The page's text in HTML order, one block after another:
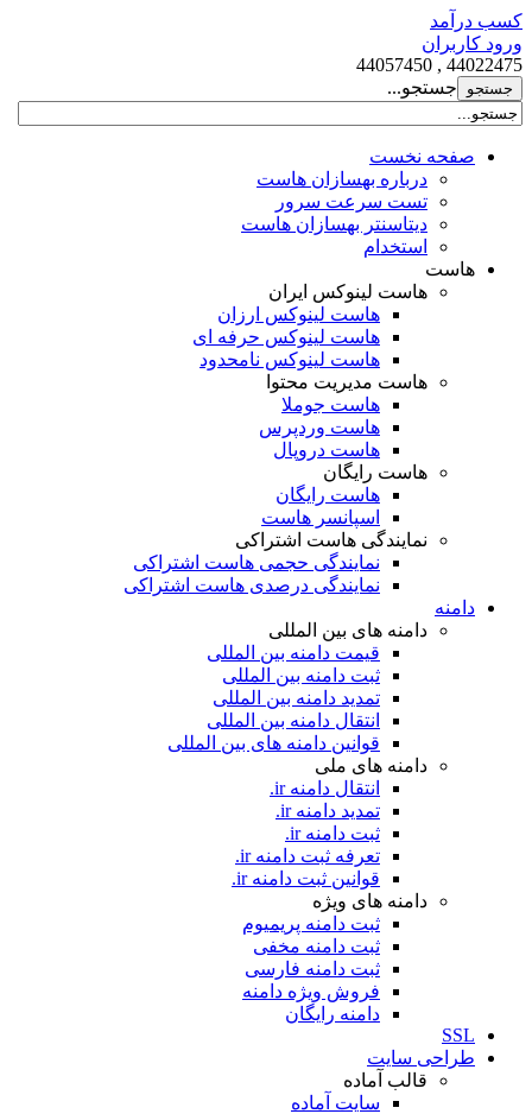
کسب درآمد
ورود کاربران
44022475 , 44057450
جستجو...
صفحه نخست
درباره بهسازان هاست
تست سرعت سرور
دیتاسنتر بهسازان هاست
استخدام
هاست
هاست لینوکس ایران
هاست لینوکس ارزان
هاست لینوکس حرفه ای
هاست لینوکس نامحدود
هاست مدیریت محتوا
هاست جوملا
هاست وردپرس
هاست دروپال
هاست رایگان
هاست رایگان
اسپانسر هاست
نمایندگی هاست اشتراکی
نمایندگی حجمی هاست اشتراکی
نمایندگی درصدی هاست اشتراکی
دامنه
دامنه های بین المللی
قیمت دامنه بین المللی
ثبت دامنه بین المللی
تمدید دامنه بین المللی
انتقال دامنه بین المللی
قوانین دامنه های بین المللی
دامنه های ملی
انتقال دامنه ir.
تمدید دامنه ir.
ثبت دامنه ir.
تعرفه ثبت دامنه ir.
قوانین ثبت دامنه ir.
دامنه های ویژه
ثبت دامنه پریمیوم
ثبت دامنه مخفی
ثبت دامنه فارسی
فروش ویژه دامنه
دامنه رایگان
SSL
طراحی سايت
قالب آماده
سایت آماده